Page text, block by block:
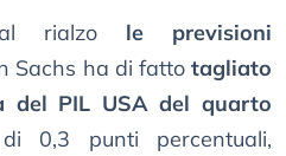
rialzo le previsioni
Sachs ha di fatto tagliato
del PIL USA del quarto
0,3 punti percentuali,